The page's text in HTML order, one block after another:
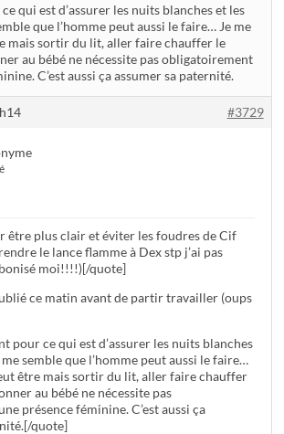
qui est d’assurer les nuits blanches et les
que l’homme peut aussi le faire… Je me
mais sortir du lit, aller faire chauffer le
au bébé ne nécessite pas obligatoirement
C’est aussi ça assumer sa paternité.
#3729
être plus clair et éviter les foudres de Cif
le lance flamme à Dex stp j’ai pas
moi!!!!)[/quote]
ce matin avant de partir travailler (oups
pour ce qui est d’assurer les nuits blanches
semble que l’homme peut aussi le faire…
être mais sortir du lit, aller faire chauffer
au bébé ne nécessite pas
présence féminine. C’est aussi ça
quote]